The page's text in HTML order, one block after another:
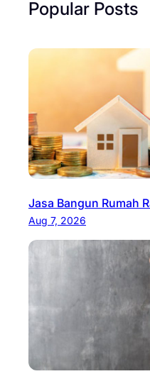
Popular Posts
Jasa Bangun Rumah
Aug 7, 2026